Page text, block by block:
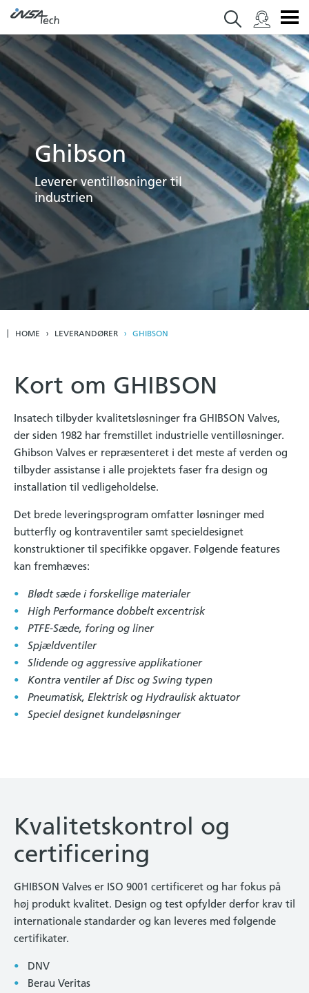
Ghibson
Leverer ventilløsninger til
industrien
HOME LEVERANDØRER GHIBSON
Kort om GHIBSON
Insatech tilbyder kvalitetsløsninger fra GHIBSON Valves,
der siden 1982 har fremstillet industrielle ventilløsninger.
Ghibson Valves er repræsenteret i det meste af verden og
tilbyder assistanse i alle projektets faser fra design og
installation til vedligeholdelse.
Det brede leveringsprogram omfatter løsninger med
butterfly og kontraventiler samt specieldesignet
konstruktioner til specifikke opgaver. Følgende features
kan fremhæves:
Blødt sæde i forskellige materialer
High Performance dobbelt excentrisk
PTFE-Sæde, foring og liner
Spjældventiler
Slidende og aggressive applikationer
Kontra ventiler af Disc og Swing typen
Pneumatisk, Elektrisk og Hydraulisk aktuator
Speciel designet kundeløsninger
Kvalitetskontrol og
certificering
GHIBSON Valves er ISO 9001 certificeret og har fokus på
høj produkt kvalitet. Design og test opfylder derfor krav til
internationale standarder og kan leveres med følgende
certifikater.
DNV
Berau Veritas